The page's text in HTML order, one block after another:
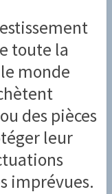
toute la
monde
des pièces
leur
imprévues.